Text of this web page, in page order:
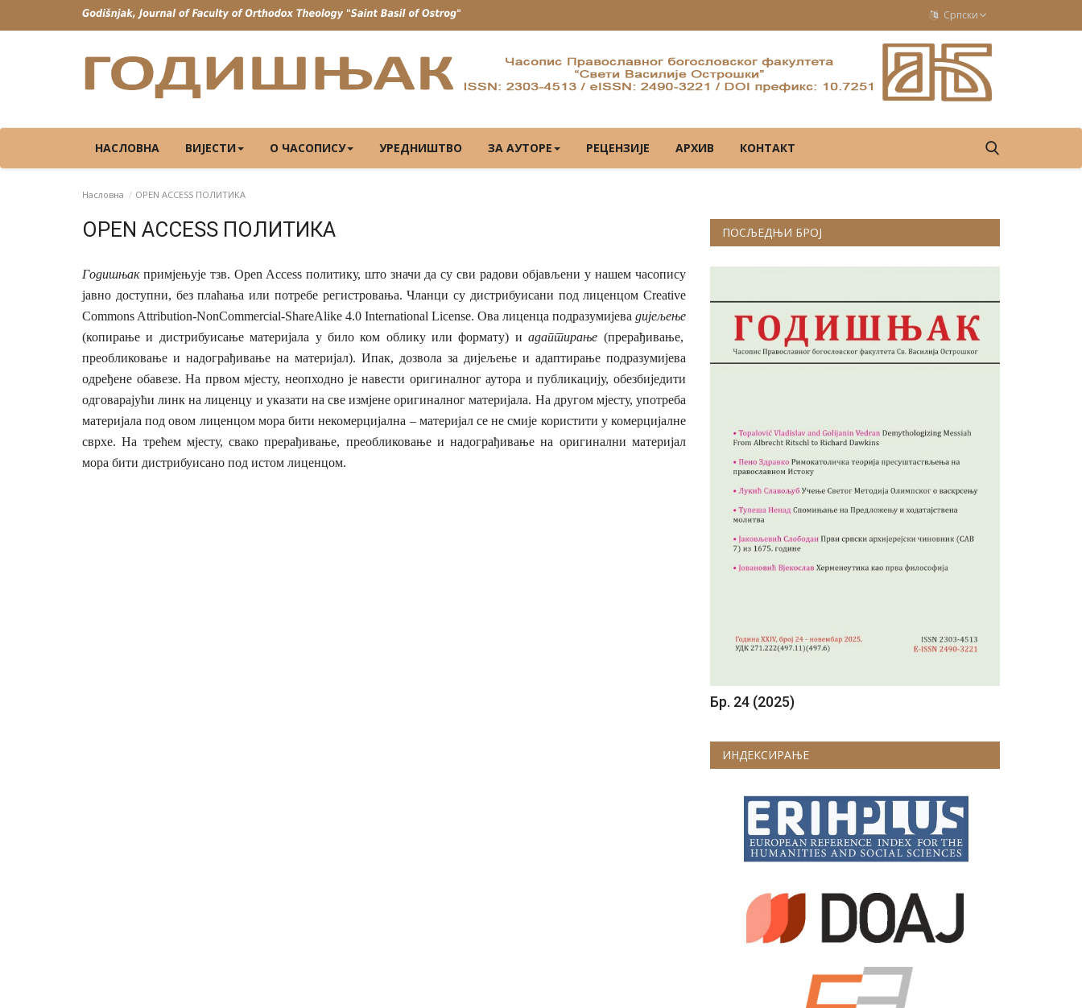
Српски
НАСЛОВНА ВИЈЕСТИ О ЧАСОПИСУ УРЕДНИШТВО ЗА АУТОРЕ РЕЦЕНЗИЈЕ АРХИВ КОНТАКТ
Насловна OPEN ACCESS ПОЛИТИКА
OPEN ACCESS ПОЛИТИКА
Годишњакпримјењује тзв. Open Access политику, што значи да су сви радови објављени у нашем часопису
јавно доступни, без плаћања или потребе регистровања. Чланци су дистрибуисани под лиценцом Creative
Commons Attribution-NonCommercial-ShareAlike 4.0 International License. Ова лиценца подразумијева дијељење
(копирање и дистрибуисање материјала у било ком облику или формату) иадаптирање (прерађивање,
преобликовање и надограђивање на материјал). Ипак, дозвола за дијељење и адаптирање подразумијева
одређене обавезе. На првом мјесту, неопходно је навести оригиналног аутора и публикацију, обезбиједити
одговарајући линк на лиценцу и указати на све измјене оригиналног материјала. На другом мјесту, употреба
материјала под овом лиценцом мора бити некомерцијална – материјал се не смије користити у комерцијалне
сврхе. На трећем мјесту, свако прерађивање, преобликовање и надограђивање на оригинални материјал
мора бити дистрибуисано под истом лиценцом.
ПОСЉЕДЊИ БРОЈ
Бр. 24 (2025)
ИНДЕКСИРАЊЕ